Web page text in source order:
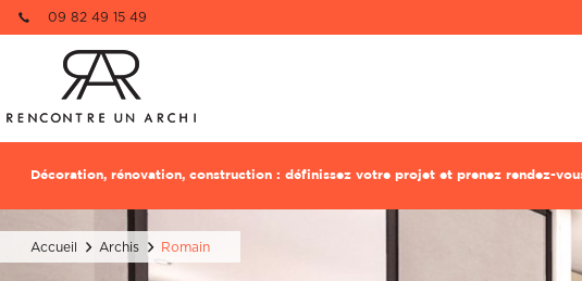
09 82 49 15 49
Décoration, rénovation, construction : définissez votre projet et prenez rendez-
Accueil Archis Romain
Nom
Nom